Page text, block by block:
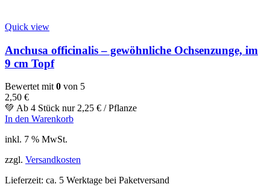
Quick view
Anchusa officinalis – gewöhnliche Ochsenzunge, im
9 cm Topf
Bewertet mit 0 von 5
2,50 €
💚 Ab 4 Stück nur 2,25 € / Pflanze
In den Warenkorb
inkl. 7 % MwSt.
zzgl. Versandkosten
Lieferzeit: ca. 5 Werktage bei Paketversand